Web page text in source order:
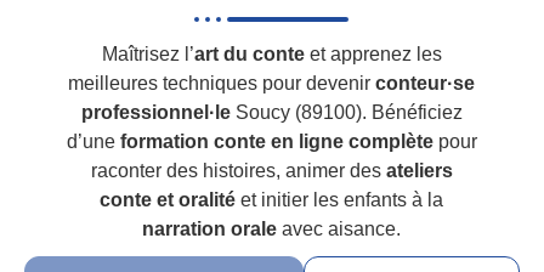
Maîtrisez l’art du conteet apprenez les
meilleures techniques pour devenirconteur·se
professionnel·leSoucy (89100). Bénéficiez
d’une formation conte en ligne complètepour
raconter des histoires, animer des ateliers
conte et oralité et initier les enfants à la
narration orale avec aisance.